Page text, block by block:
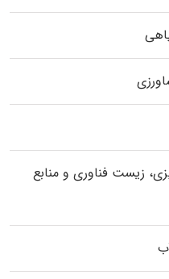
زیست فناوری و منابع